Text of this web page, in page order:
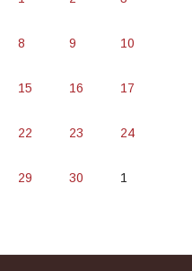
8 9 10
15 16 17
22 23 24
29 30 1